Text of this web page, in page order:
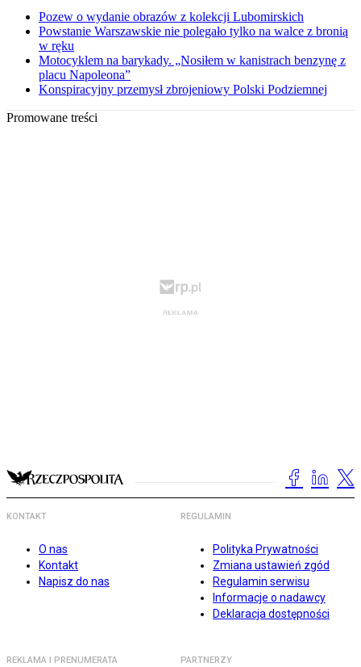
Pozew o wydanie obrazów z kolekcji Lubomirskich
Powstanie Warszawskie nie polegało tylko na walce z bronią
w ręku
Motocyklem na barykady. „Nosiłem w kanistrach benzynę z
placu Napoleona”
Konspiracyjny przemysł zbrojeniowy Polski Podziemnej
Promowane treści
KONTAKT
O nas
Kontakt
Napisz do nas
REGULAMIN
Polityka Prywatności
Zmiana ustawień zgód
Regulamin serwisu
Informacje o nadawcy
Deklaracja dostępności
REKLAMA I PRENUMERATA PARTNERZY